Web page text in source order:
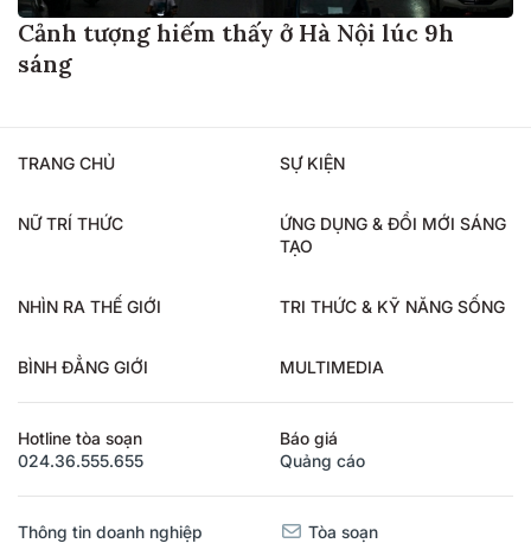
Cảnh tượng hiếm thấy ở Hà Nội lúc 9h
sáng
TRANG CHỦ SỰ KIỆN
NỮ TRÍ THỨC
ỨNG DỤNG & ĐỔI MỚI SÁNG
TẠO
NHÌN RA THẾ GIỚI TRI THỨC & KỸ NĂNG SỐNG
BÌNH ĐẲNG GIỚI MULTIMEDIA
Hotline tòa soạn
024.36.555.655
Báo giá
Quảng cáo
Thông tin doanh nghiệp Tòa soạn